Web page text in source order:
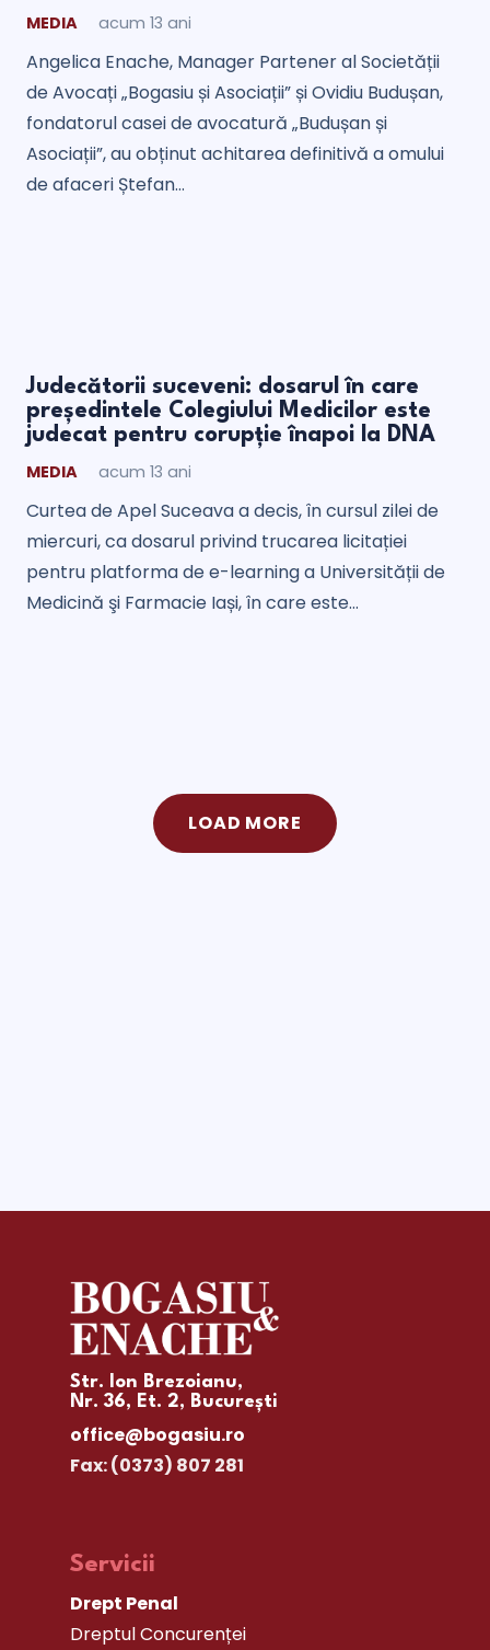
MEDIA acum 13 ani
Angelica Enache, Manager Partener al Societății
de Avocați „Bogasiu și Asociații” și Ovidiu Budușan,
fondatorul casei de avocatură „Budușan și
Asociații”, au obținut achitarea definitivă a omului
de afaceri Ștefan…
Judecătorii suceveni: dosarul în care
președintele Colegiului Medicilor este
judecat pentru corupție înapoi la DNA
MEDIA acum 13 ani
Curtea de Apel Suceava a decis, în cursul zilei de
miercuri, ca dosarul privind trucarea licitației
pentru platforma de e-learning a Universității de
Medicină şi Farmacie Iași, în care este…
LOAD MORE
Str. Ion Brezoianu,
Nr. 36, Et. 2, București
office@bogasiu.ro
Fax: (0373) 807 281
Servicii
Drept Penal
Dreptul Concurenței